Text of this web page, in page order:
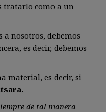
tratarlo como a un
a nosotros, debemos
es decir, debemos
material, es decir, si
de tal manera